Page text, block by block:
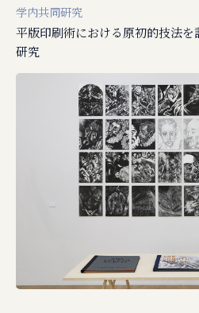
学内共同研究
平版印刷術における原初的技法を
研究